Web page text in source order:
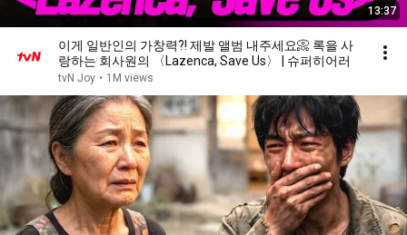
13:37
이게 일반인의 가창력?! 제발 앨범 내주세요📀 록을 사
랑하는 회사원의 〈Lazenca, Save Us〉 | 슈퍼히어러
tvN Joy • 1M views